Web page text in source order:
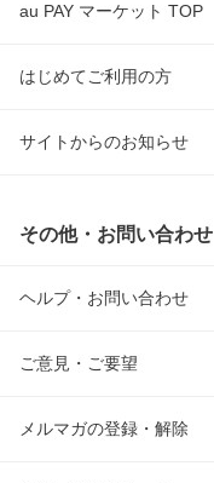
au PAY マーケット TOP
はじめてご利用の方
サイトからのお知らせ
その他・お問い合わせ
ヘルプ・お問い合わせ
ご意見・ご要望
メルマガの登録・解除